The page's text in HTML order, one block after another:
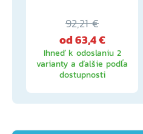
92,21 €
od 63,4 €
Ihneď k odoslaniu 2
varianty a ďalšie podľa
dostupnosti